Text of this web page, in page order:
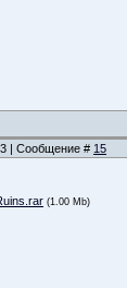
| Сообщение # 15
(1.00 Mb)